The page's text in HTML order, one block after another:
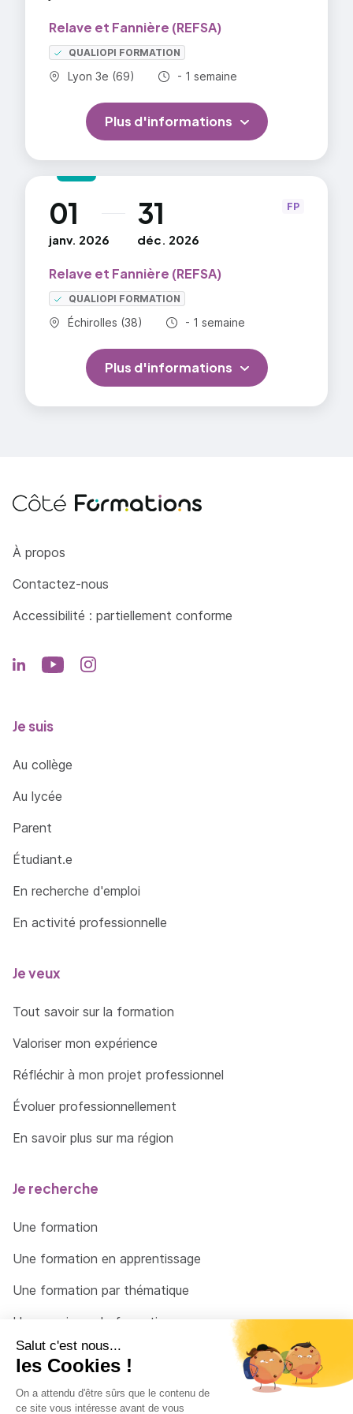
Relave et Fannière (REFSA)
QUALIOPI FORMATION
Commune :
Lyon 3e (69) Durée totale :
- 1 semaine
Plus d'informations
01
janv. 2026
au 31
déc. 2026
Relave et Fannière (REFSA)
QUALIOPI FORMATION
Commune :
Échirolles (38) Durée totale :
- 1 semaine
FP
Plus d'informations
Côté Formations
À propos
Contactez-nous
Accessibilité : partiellement conforme
Je suis
Au collège
Au lycée
Parent
Étudiant.e
En recherche d'emploi
En activité professionnelle
Je veux
Tout savoir sur la formation
Valoriser mon expérience
Réfléchir à mon projet professionnel
Évoluer professionnellement
En savoir plus sur ma région
Je recherche
Une formation
Une formation en apprentissage
Une formation par thématique
Un organisme de formation
Un conseiller